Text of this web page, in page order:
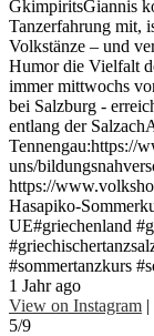
GkimpiritsGiannis
Tanzerfahrung mit,
Volkstänze – und
Humor die Vielfalt
immer mittwochs
bei Salzburg -
entlang der
Tennengau:https://
uns/
https://
Hasapiko-
UE#griechenland
#sommertanzkurs
1 Jahr ago
View on Instagram |
5/9